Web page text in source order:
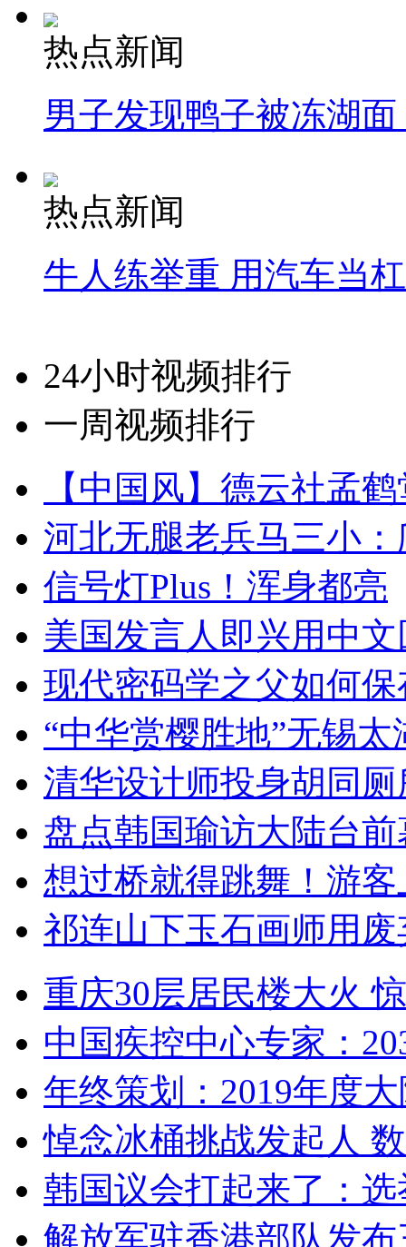
热点新闻
男子发现鸭子被冻湖
热点新闻
牛人练举重 用汽车当
24小时视频排行
一周视频排行
【中国风】德云社孟
河北无腿老兵马三小
信号灯Plus！浑身都亮
美国发言人即兴用中
现代密码学之父如何
“中华赏樱胜地”无锡
清华设计师投身胡同
盘点韩国瑜访大陆台
想过桥就得跳舞！游客
祁连山下玉石画师用
重庆30层居民楼大火
中国疾控中心专家：
年终策划：2019年度
悼念冰桶挑战发起人
韩国议会打起来了：
解放军驻香港部队发